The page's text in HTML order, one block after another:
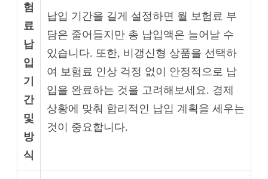
험
료
납
입
기
간
및
방
식
납입 기간을 길게 설정하면 월 보험료 부
담은 줄어들지만 총 납입액은 늘어날 수
있습니다. 또한, 비갱신형 상품을 선택하
여 보험료 인상 걱정 없이 안정적으로 납
입을 완료하는 것을 고려해보세요. 경제
상황에 맞춰 합리적인 납입 계획을 세우는
것이 중요합니다.